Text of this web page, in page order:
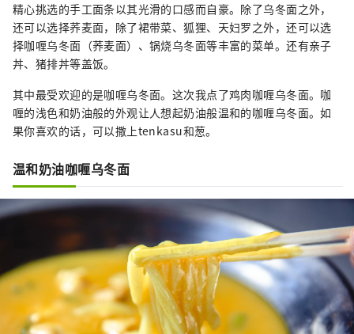
精心挑选的手工面条以其光滑的口感而自豪。除了乌冬面之外，
还可以选择荞麦面，除了裙带菜、狐狸、天妇罗之外，还可以选
择咖喱乌冬面（荞麦面）、锅烧乌冬面等丰富的菜单。还有亲子
丼、猪排丼等盖饭。
其中最受欢迎的是咖喱乌冬面。这次我点了鸡肉咖喱乌冬面。咖
喱的浅色和奶油般的外观让人想起奶油般温和的咖喱乌冬面。如
果你喜欢的话，可以撒上tenkasu和葱。
温和奶油咖喱乌冬面